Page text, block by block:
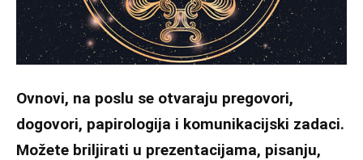
Ovnovi, na poslu se otvaraju pregovori,
dogovori, papirologija i komunikacijski zadaci.
Možete briljirati u prezentacijama, pisanju,